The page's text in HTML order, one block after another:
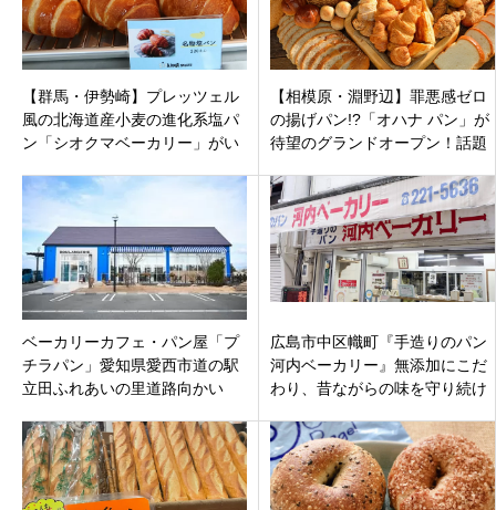
【群馬・伊勢崎】プレッツェル
風の北海道産小麦の進化系塩パ
ン「シオクマベーカリー」がい
ン！
【相模原・淵野辺】罪悪感ゼロ
の揚げパン!?「オハナ パン」が
待望のグランドオープン！話題
ベーカリーカフェ・パン屋「プ
チラパン」愛知県愛西市道の駅
立田ふれあいの里道路向かい
広島市中区幟町『手造りのパン
河内ベーカリー』無添加にこだ
わり、昔ながらの味を守り続け